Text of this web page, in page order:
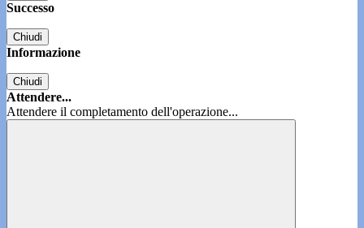
Successo
Chiudi
Informazione
Chiudi
Attendere...
Attendere il completamento dell'operazione...